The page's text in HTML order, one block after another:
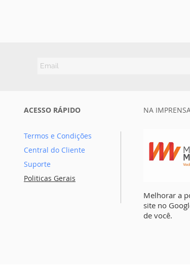
ACESSO RÁPIDO
Termos e Condições
Central do Cliente
Suporte
Politicas Gerais
NA
Melhorar a
site no
de você.